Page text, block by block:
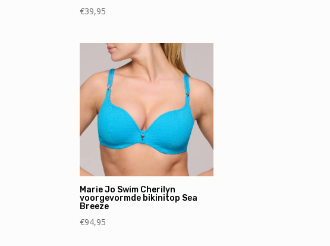
€39,95
Marie Jo Swim Cherilyn
voorgevormde bikinitop Sea
Breeze
€94,95